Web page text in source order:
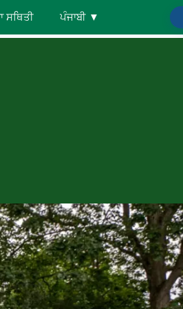
ਸਥਿਤੀ ਪੰਜਾਬੀ ▼